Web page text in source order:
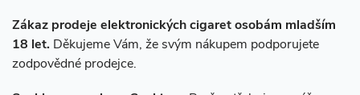
Zákaz prodeje elektronických cigaret osobám mladším
18 let. Děkujeme Vám, že svým nákupem podporujete
zodpovědné prodejce.